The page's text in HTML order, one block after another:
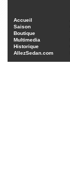
Accueil
Saison
Boutique
Multimedia
Historique
AllezSedan.com